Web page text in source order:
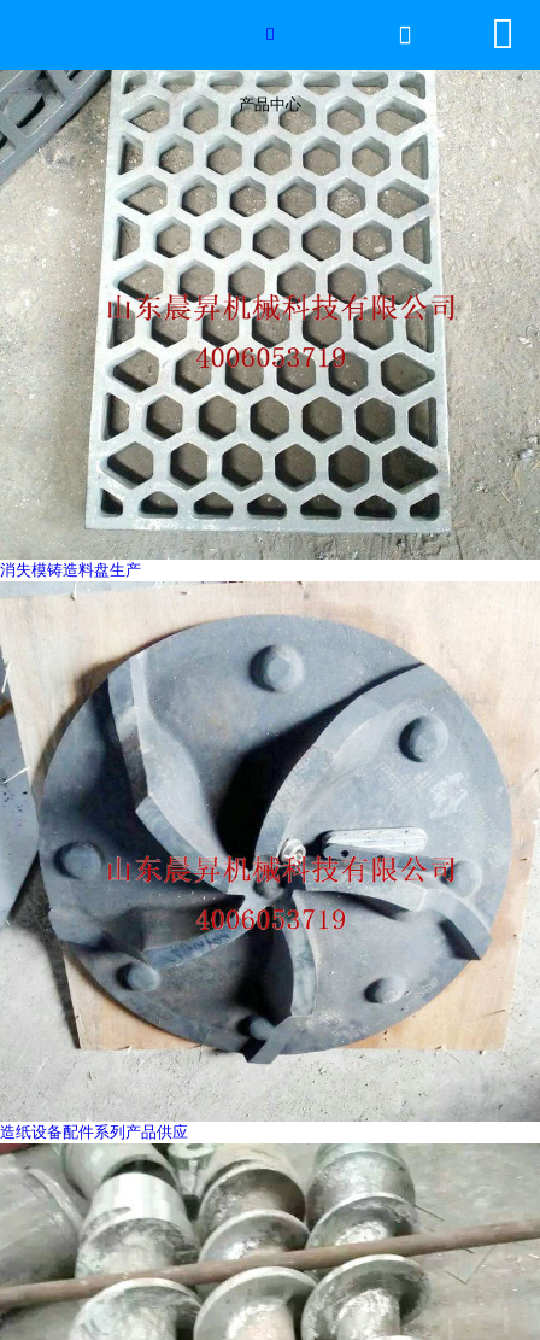
网站首页
2026年国际足联世界杯
产品中心
服务优势
新闻资讯
工程案例
厂容厂景
荣誉资质
联系我们

产品中心
 
消失模铸造料盘生产
造纸设备配件系列产品供应